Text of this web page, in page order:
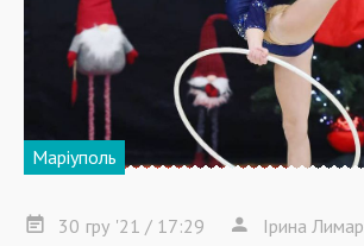
Маріуполь
30 гру '21 / 17:29 Ірина Лимар